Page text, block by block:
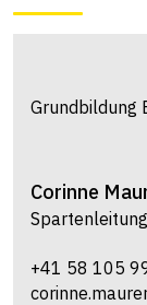
Grundbildung
Corinne
Spartenleitung
+41 58 105